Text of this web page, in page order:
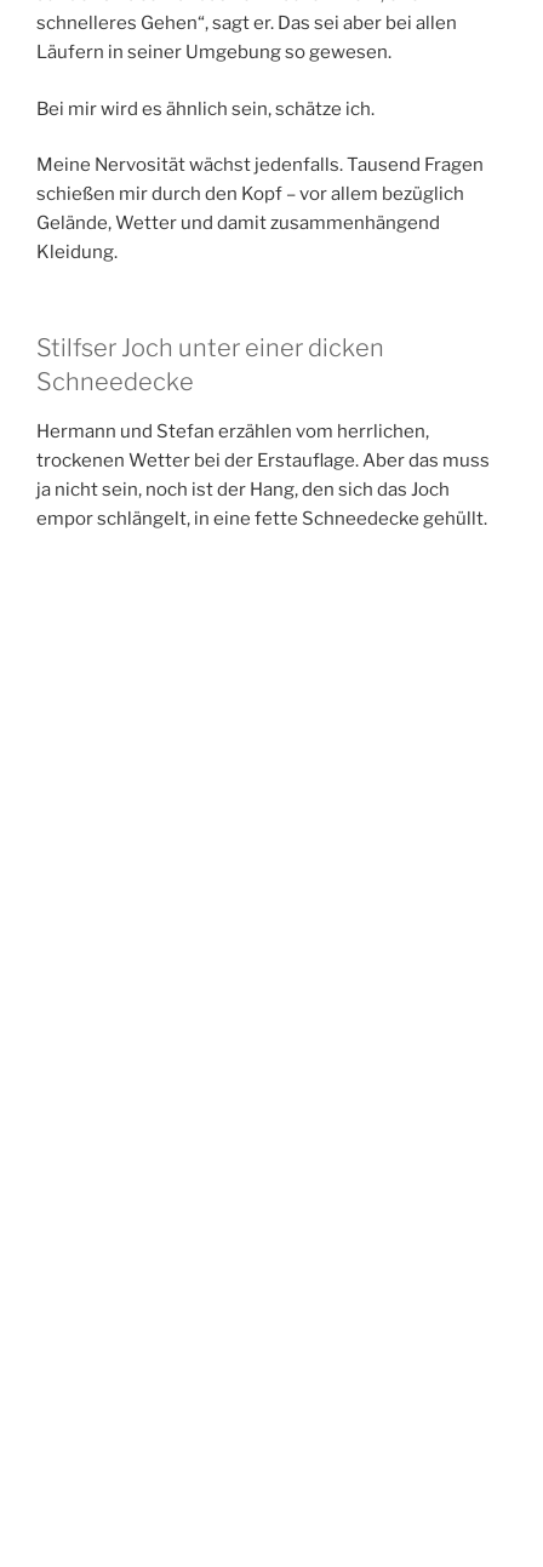
schnelleres Gehen“, sagt er. Das sei aber bei allen
Läufern in seiner Umgebung so gewesen.
Bei mir wird es ähnlich sein, schätze ich.
Meine Nervosität wächst jedenfalls. Tausend Fragen
schießen mir durch den Kopf – vor allem bezüglich
Gelände, Wetter und damit zusammenhängend
Kleidung.
Stilfser Joch unter einer dicken
Schneedecke
Hermann und Stefan erzählen vom herrlichen,
trockenen Wetter bei der Erstauflage. Aber das muss
ja nicht sein, noch ist der Hang, den sich das Joch
empor schlängelt, in eine fette Schneedecke gehüllt.